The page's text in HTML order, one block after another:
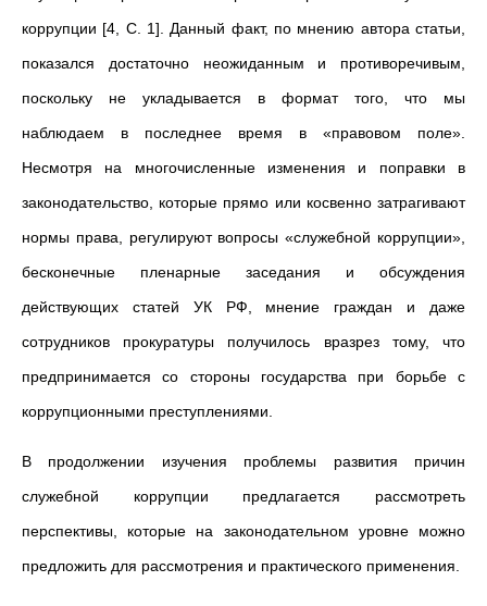
коррупции [4, С. 1]. Данный факт, по мнению автора статьи,
показался достаточно неожиданным и противоречивым,
поскольку не укладывается в формат того, что мы
наблюдаем в последнее время в «правовом поле».
Несмотря на многочисленные изменения и поправки в
законодательство, которые прямо или косвенно затрагивают
нормы права, регулируют вопросы «служебной коррупции»,
бесконечные пленарные заседания и обсуждения
действующих статей УК РФ, мнение граждан и даже
сотрудников прокуратуры получилось вразрез тому, что
предпринимается со стороны государства при борьбе с
коррупционными преступлениями.
В продолжении изучения проблемы развития причин
служебной коррупции предлагается рассмотреть
перспективы, которые на законодательном уровне можно
предложить для рассмотрения и практического применения.